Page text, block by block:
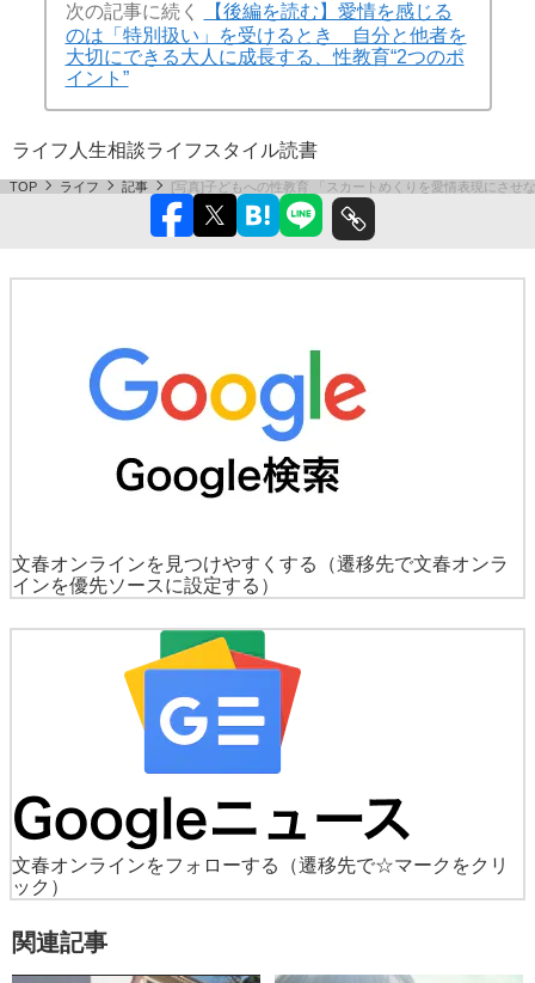
次の記事に続く
【後編を読む】愛情を感じる
のは「特別扱い」を受けるとき 自分と他者を
大切にできる大人に成長する、性教育“2つのポ
イント”
ライフ 人生相談ライフスタイル読書
TOP ライフ 記事 [写真]子どもへの性教育 「スカートめくりを愛情表現にさせ
文春オンラインを見つけやすくする
（遷移先で文春オンラ
インを優先ソースに設定する）
文春オンラインをフォローする
（遷移先で☆マークをクリ
ック）
関連記事